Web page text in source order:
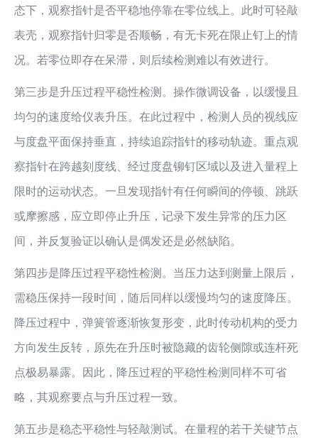
态下，观察指针是否平稳地停靠在零位线上。此时可轻敲
表壳，观察指针归零是否顺畅，有无卡死在限止钉上的情
况。若零位即存在呆滞，则后续检测难以有效进行。
第三步是升压过程平稳性检测。操作微调设备，以缓慢且
均匀的速度给仪表升压。在此过程中，检测人员的视线应
与度盘平面保持垂直，持续追踪指针的移动轨迹。重点观
察指针在跨越刻度线、经过度盘铆钉区域以及进入量程上
限时的运动状态。一旦发现指针有任何瞬间的停顿、跳跃
或摩擦感，应立即停止升压，记录下发生异常的压力区
间，并反复验证以确认是偶发还是必然缺陷。
第四步是降压过程平稳性检测。当压力达到测量上限后，
需稳压保持一段时间，随后同样以缓慢均匀的速度降压。
降压过程中，弹簧管逐渐恢复形变，此时传动机构的受力
方向发生反转，原先在升压时被隐藏的齿轮侧隙或连杆死
点极易暴露。因此，降压过程的平稳性检测同样不可省
略，其观察要点与升压过程一致。
第五步是稳态平稳性与轻敲测试。在量程的若干关键节点